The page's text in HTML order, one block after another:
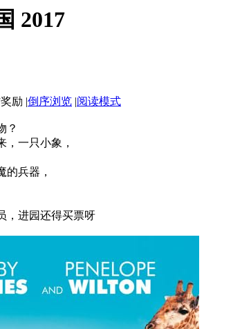
2017
|倒序浏览 |阅读模式
？
一只小象，
的兵器，
，进园还得买票呀